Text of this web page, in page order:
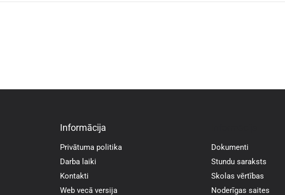
Informācija
Privātuma politika
Darba laiki
Kontakti
Web vecā versija
Dokumenti
Stundu saraksts
Skolas vērtības
Noderīgas saites